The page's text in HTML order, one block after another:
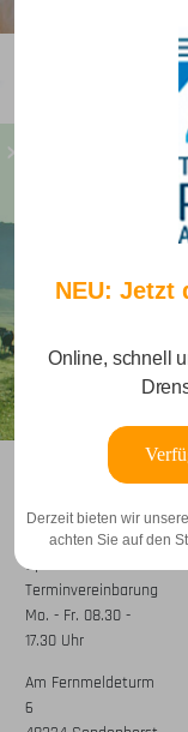
Sendenhorst
Sprechzeiten nach
Terminvereinbarung
Mo. - Fr. 08.30 -
17.30 Uhr
Am Fernmeldeturm
6
NEU: Jetzt
Online, schnell
Derzeit bieten wir
achten Sie auf den